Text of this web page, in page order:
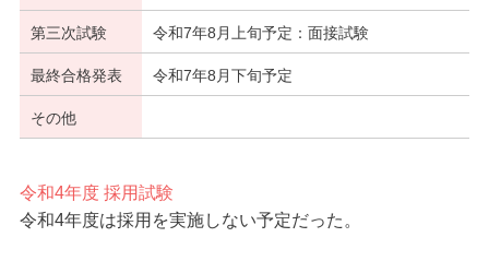
第三次試験 令和7年8月上旬予定：面接試験
最終合格発表 令和7年8月下旬予定
その他
令和4年度 採用試験
令和4年度は採用を実施しない予定だった。